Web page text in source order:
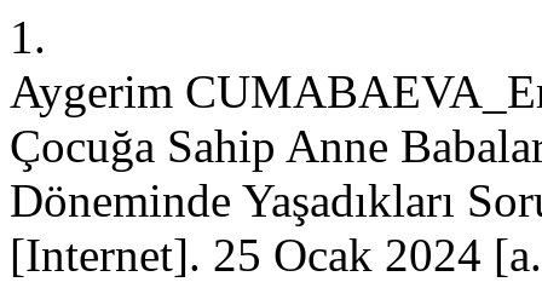
1.
Aygerim
Çocuğa Sahip Anne
Döneminde Yaşadıkları
[Internet]. 25 Ocak 2024